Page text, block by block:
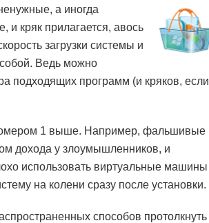
а иногда
и кряк прилагается, авось
загрузки системы и
Ведь можно
подходящих программ (и кряков, если
1 выше. Например, фальшивые
дохода у злоумышленников, и
использовать виртуальные машины
на колени сразу после установки.
способов протолкнуть